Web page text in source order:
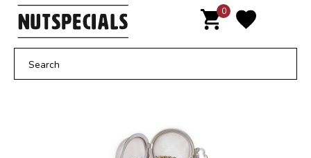
Door
naar
inhoud
0